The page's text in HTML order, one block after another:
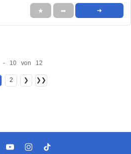
★ ➦ ➜
- 10 von 12
2 ❯ ❯❯